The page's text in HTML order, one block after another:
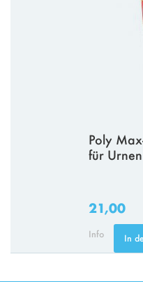
Poly
für Urnen
21,00
Info In